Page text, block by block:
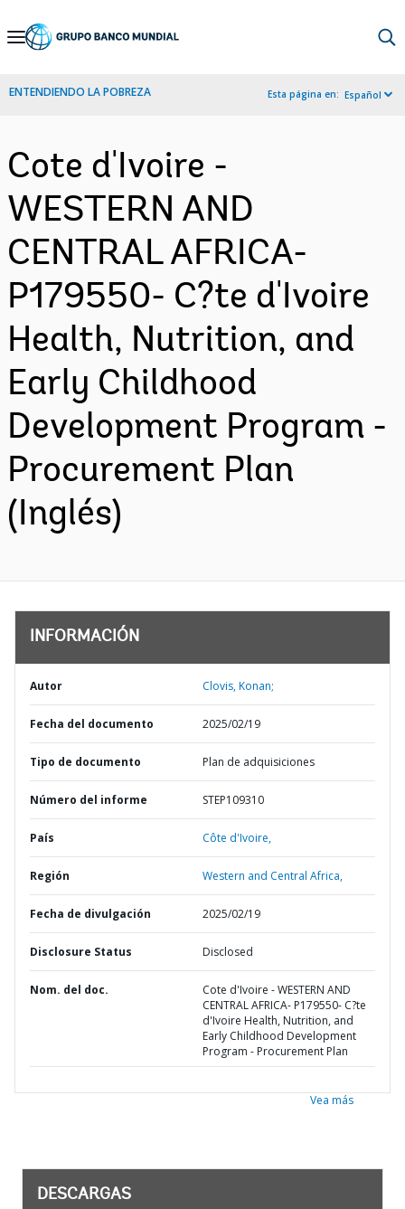
Skip
Navigation
ENTENDIENDO LA POBREZA Esta página en: Español
Cote d'Ivoire -
WESTERN AND
CENTRAL AFRICA-
P179550- C?te d'Ivoire
Health, Nutrition, and
Early Childhood
Development Program -
Procurement Plan
(Inglés)
INFORMACIÓN
Autor Clovis, Konan;
Fecha del documento 2025/02/19
Tipo de documento Plan de adquisiciones
Número del informe STEP109310
País Côte d'Ivoire,
Región Western and Central Africa,
Fecha de divulgación 2025/02/19
Disclosure Status Disclosed
Nom. del doc.
Cote d'Ivoire - WESTERN AND
CENTRAL AFRICA- P179550- C?te
d'Ivoire Health, Nutrition, and
Early Childhood Development
Program - Procurement Plan
Vea más
DESCARGAS